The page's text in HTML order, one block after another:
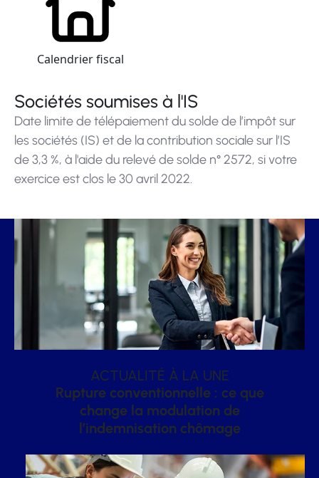
Calendrier fiscal
Sociétés soumises à l'IS
Date limite de télépaiement du solde de l’impôt sur
les sociétés (IS) et de la contribution sociale sur l’IS
de 3,3 %, à l'aide du relevé de solde n° 2572, si votre
exercice est clos le 30 avril 2022.
ACTUALITÉ À LA UNE
Rupture conventionnelle : ce que
change la modulation de
l’indemnisation chômage